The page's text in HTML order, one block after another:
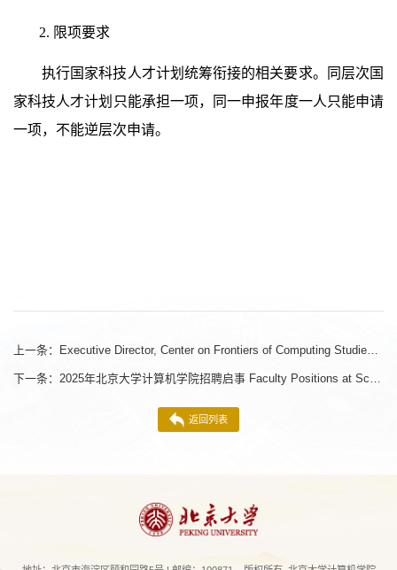
2. 限项要求
执行国家科技人才计划统筹衔接的相关要求。同层次国
家科技人才计划只能承担一项，同一申报年度一人只能申请
一项，不能逆层次申请。
上一条： Executive Director, Center on Frontiers of Computing Studies (CFCS), Peking University
下一条： 2025年北京大学计算机学院招聘启事 Faculty Positions at School of Computer Science, Peking University 2025
返回列表